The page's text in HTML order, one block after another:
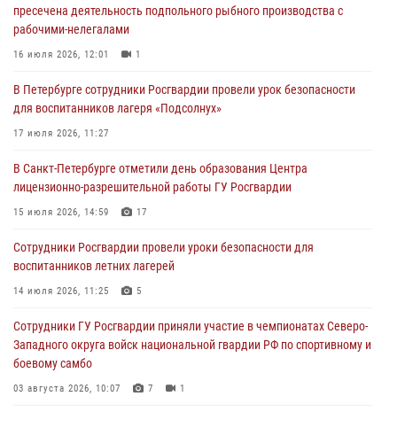
хулигана, стрелявшего из пускового устройства рядом с жилыми
домами
06 августа 2026, 11:36
Сотрудники и военнослужащие Росгвардии обеспечили
правопорядок при проведении матча "Зенит" - "Балтика"
06 августа 2026, 07:30
В Выборгском районе наряд Росгвардии обнаружил
разыскиваемый преступный автотранспорт
05 августа 2026, 12:25 2
Петербургские росгвардейцы обнаружили объявленный в розыск
автомобиль, ранее использовавшийся при совершении кражи в
Ленобласти
пресечена деятельность подпольного рыбного производства с
рабочими-нелегалами
16 июля 2026, 12:01 1
В Петербурге сотрудники Росгвардии провели урок безопасности
для воспитанников лагеря «Подсолнух»
17 июля 2026, 11:27
В Санкт-Петербурге отметили день образования Центра
лицензионно-разрешительной работы ГУ Росгвардии
15 июля 2026, 14:59 17
Сотрудники Росгвардии провели уроки безопасности для
воспитанников летних лагерей
14 июля 2026, 11:25 5
Сотрудники ГУ Росгвардии приняли участие в чемпионатах Северо-
Западного округа войск национальной гвардии РФ по спортивному и
боевому самбо
03 августа 2026, 10:07 7 1